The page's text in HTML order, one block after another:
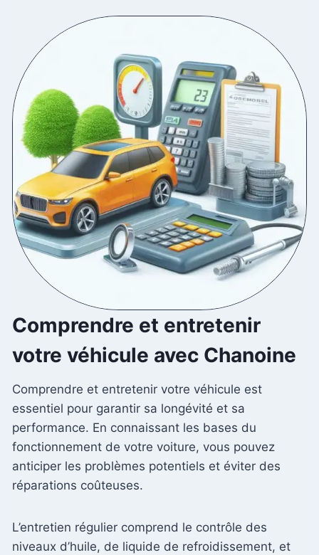
Comprendre et entretenir
votre véhicule avec Chanoine
Comprendre et entretenir votre véhicule est
essentiel pour garantir sa longévité et sa
performance. En connaissant les bases du
fonctionnement de votre voiture, vous pouvez
anticiper les problèmes potentiels et éviter des
réparations coûteuses.
L’entretien régulier comprend le contrôle des
niveaux d’huile, de liquide de refroidissement, et